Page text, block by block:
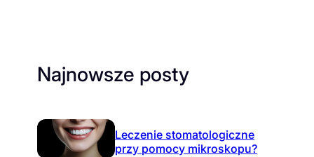
Najnowsze posty
Leczenie stomatologiczne
przy pomocy mikroskopu?